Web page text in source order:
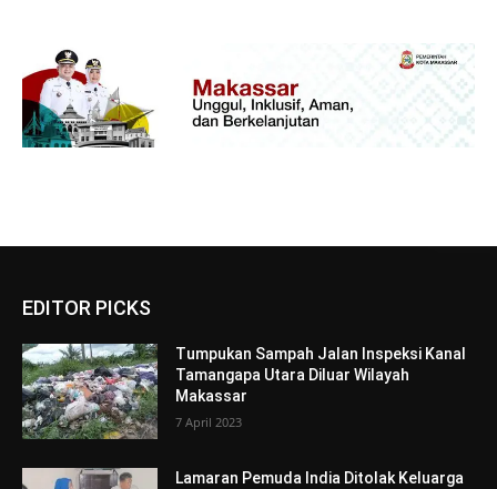
EDITOR PICKS
Tumpukan Sampah Jalan Inspeksi Kanal
Tamangapa Utara Diluar Wilayah
Makassar
7 April 2023
Lamaran Pemuda India Ditolak Keluarga